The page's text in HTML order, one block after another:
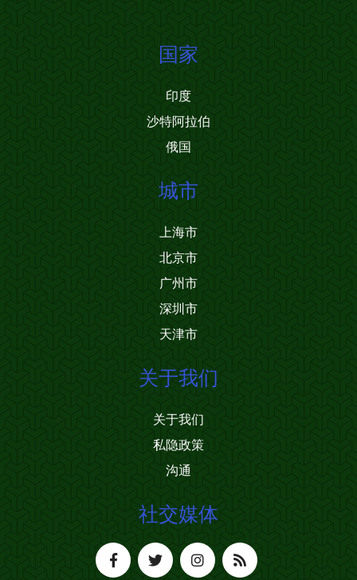
国家
印度
沙特阿拉伯
俄国
城市
上海市
北京市
广州市
深圳市
天津市
关于我们
关于我们
私隐政策
沟通
社交媒体